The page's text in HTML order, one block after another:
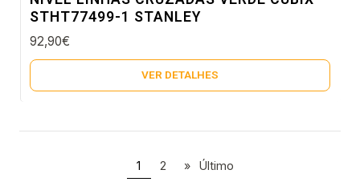
STHT77499-1 STANLEY
92,90€
VER DETALHES
1 2 » Último